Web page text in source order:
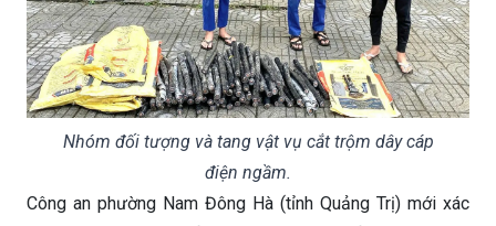
Nhóm đối tượng và tang vật vụ cắt trộm dây cáp
điện ngầm.
Công an phường Nam Đông Hà (tỉnh Quảng Trị) mới xác